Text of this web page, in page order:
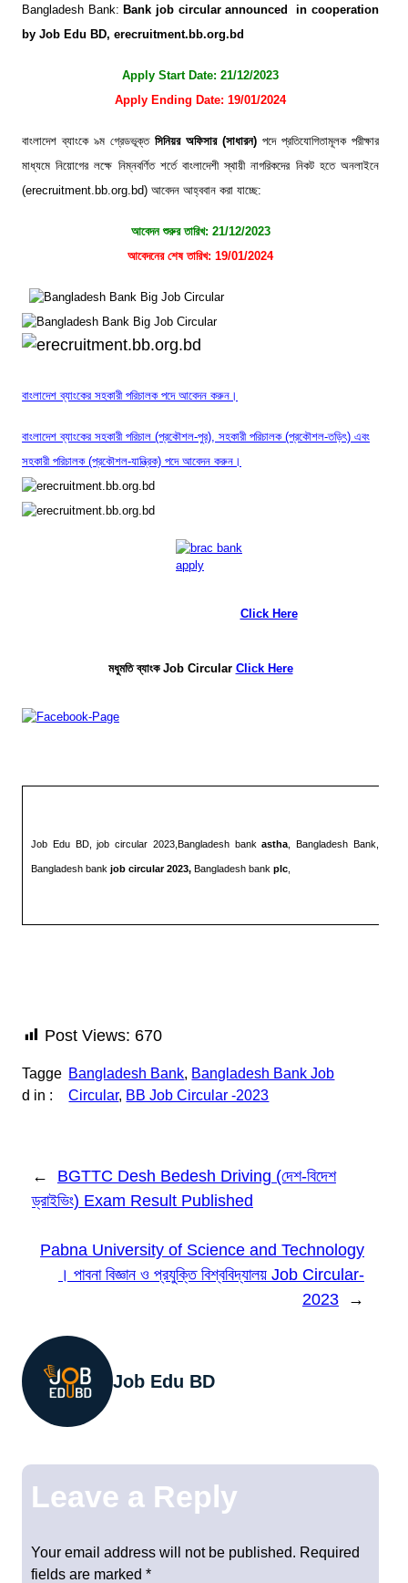
Bangladesh Bank:Bank job circular announced in cooperation
by Job Edu BD, erecruitment.bb.org.bd
Apply Start Date: 21/12/2023
Apply Ending Date: 19/01/2024
বাংলাদেশ ব্যাংকে ৯ম গ্রেডভূক্ত সিনিয়র অফিসার (সাধারন) পদে প্রতিযোগিতামূলক পরীক্ষার
মাধ্যমে নিয়োগের লক্ষে নিম্নবর্ণিত শর্তে বাংলাদেশী স্থায়ী নাগরিকদের নিকট হতে অনলাইনে
(erecruitment.bb.org.bd) আবেদন আহ্ববান করা যাচ্ছে:
আবেদন শুরুর তারিখ: 21/12/2023
আবেদনের শেষ তারিখ: 19/01/2024
বাংলাদেশ ব্যাংকের সহকারী পরিচালক পদে আবেদন করুন।
বাংলাদেশ ব্যাংকের সহকারী পরিচাল (প্রকৌশল-পুর), সহকারী পরিচালক (প্রকৌশল-তড়িৎ) এবং
সহকারী পরিচালক (প্রকৌশল-যান্ত্রিক) পদে আবেদন করুন।
Click Here
মধুমতি ব্যাংক Job Circular Click Here
Job Edu BD, job circular 2023,Bangladesh bank astha , Bangladesh Bank,
Bangladesh bank job circular 2023, Bangladesh bank plc
Post Views: 670
Tagge
d in :
Bangladesh Bank, Bangladesh Bank Job
Circular, BB Job Circular -2023
←
BGTTC Desh Bedesh Driving (দেশ-বিদেশ
ড্রাইভিং) Exam Result Published
Pabna University of Science and Technology
। পাবনা বিজ্ঞান ও প্রযুক্তি বিশ্ববিদ্যালয় Job Circular-
2023
→
Job Edu BD
Leave a Reply
Your email address will not be published. Required
fields are marked *